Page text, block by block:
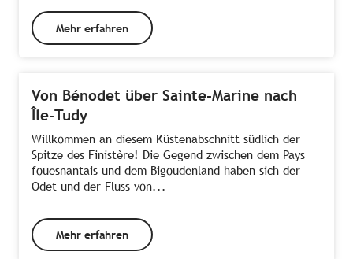
Mehr erfahren
Von Bénodet über Sainte-Marine nach
Île-Tudy
Willkommen an diesem Küstenabschnitt südlich der
Spitze des Finistère! Die Gegend zwischen dem Pays
fouesnantais und dem Bigoudenland haben sich der
Odet und der Fluss von...
Mehr erfahren